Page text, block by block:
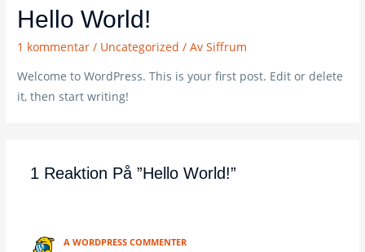
Hello World!
1 kommentar / Uncategorized / Av Siffrum
Welcome to WordPress. This is your first post. Edit or delete
it, then start writing!
1 Reaktion På ”Hello World!”
A WORDPRESS COMMENTER